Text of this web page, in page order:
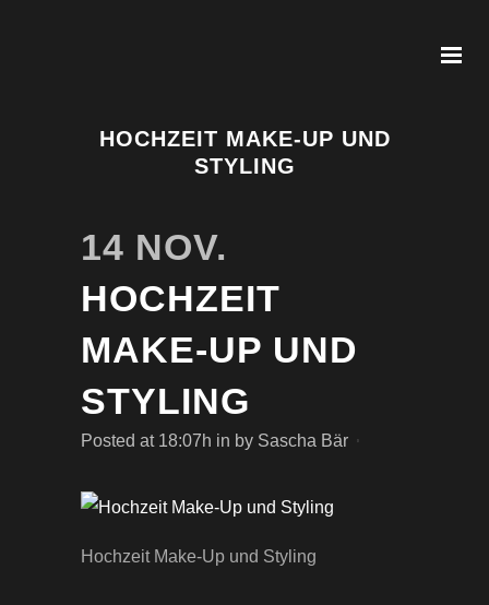
HOCHZEIT MAKE-UP UND
STYLING
14 NOV.
HOCHZEIT
MAKE-UP UND
STYLING
Posted at 18:07h in by Sascha Bär
Hochzeit Make-Up und Styling